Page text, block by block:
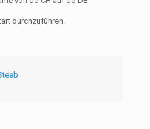
durchzuführen.